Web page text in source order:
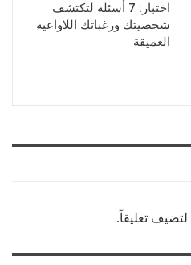
اختبار: 7 أسئلة لتكتشف
شخصيتك ورغباتك اللاواعية
العميقة
لتضيف تعليقاً.